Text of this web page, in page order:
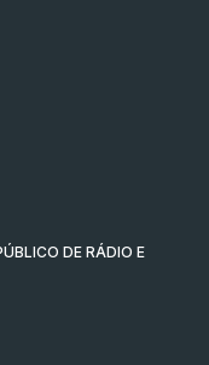
DE RÁDIO E